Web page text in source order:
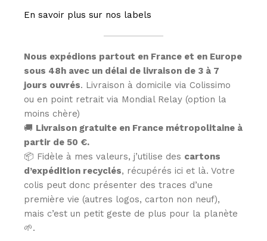
En savoir plus sur nos labels
Nous expédions partout en France et en Europe
sous 48h avec un délai de livraison de 3 à 7
jours ouvrés. Livraison à domicile via Colissimo
ou en point retrait via Mondial Relay (option la
moins chère)
🚚 Livraison gratuite en France métropolitaine à
partir de 50 €.
📦 Fidèle à mes valeurs, j’utilise des cartons
d’expédition recyclés, récupérés ici et là. Votre
colis peut donc présenter des traces d’une
première vie (autres logos, carton non neuf),
mais c’est un petit geste de plus pour la planète
🌱.